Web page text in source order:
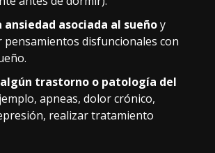
ansiedad asociada al sueñoy
disfuncionales con
algún trastorno o patología del
apneas, dolor crónico,
realizar tratamiento